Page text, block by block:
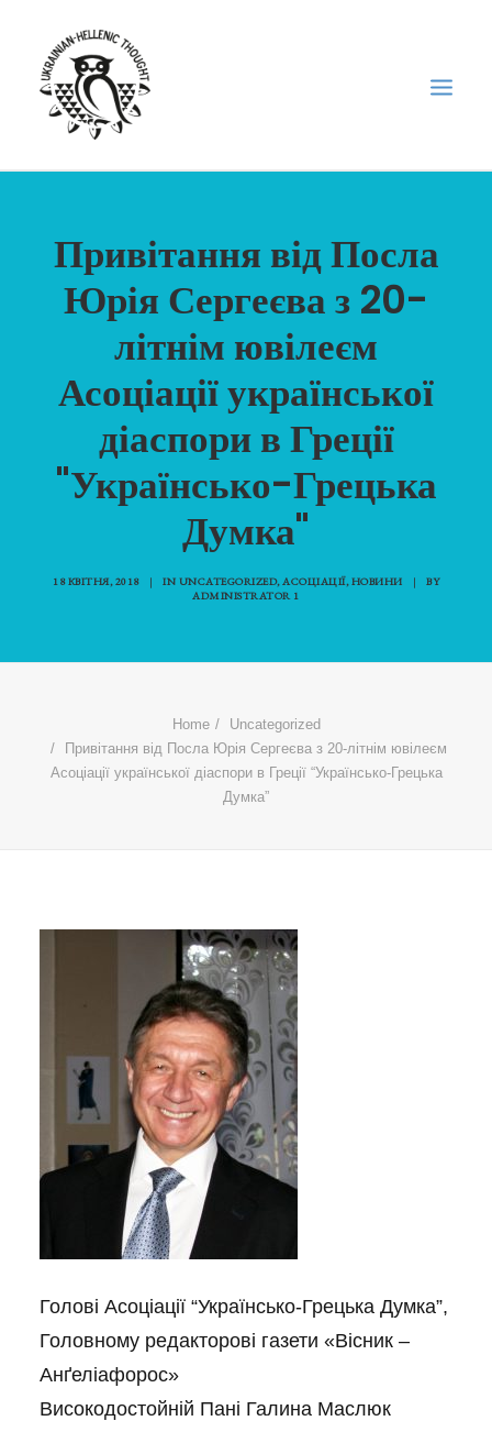
НЕДІЛЬНА ШКОЛА
ГОЛОДОМОР
ФОРУМ УКРАЇНСЬКОЇ ДІАСПОРИ В ГРЕЦІЇ
“ВІСНИК”/”ΑΓΓΕΛΙΑΦΌΡΟΣ”
SEARCH
Привітання від Посла
Юрія Сергеєва з 20-
літнім ювілеєм
Асоціації української
діаспори в Греції
"Українсько-Грецька
Думка"
18 КВІТНЯ, 2018 | IN UNCATEGORIZED,АСОЦІАЦІЇ,НОВИНИ |
BY
ADMINISTRATOR 1
Home
Uncategorized
Привітання від Посла Юрія Сергеєва з 20-літнім ювілеєм
Асоціації української діаспори в Греції “Українсько-Грецька
Думка”
Голові Асоціації “Українсько-Грецька Думка”,
Головному редакторові газети «Вісник –
Анґеліафорос»
Високодостойній Пані Галина Маслюк